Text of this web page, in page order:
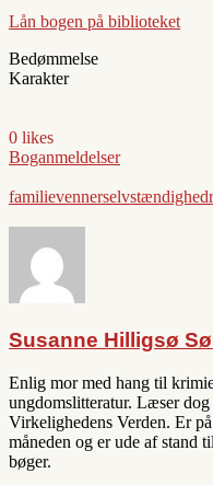
Lån bogen på biblioteket
Bedømmelse
Karakter
0 likes
Boganmeldelser
familievennerselvstændighed
Susanne Hilligsø
Enlig mor med hang til
ungdomslitteratur. Læser
Virkelighedens Verden. Er
måneden og er ude af stand
bøger.